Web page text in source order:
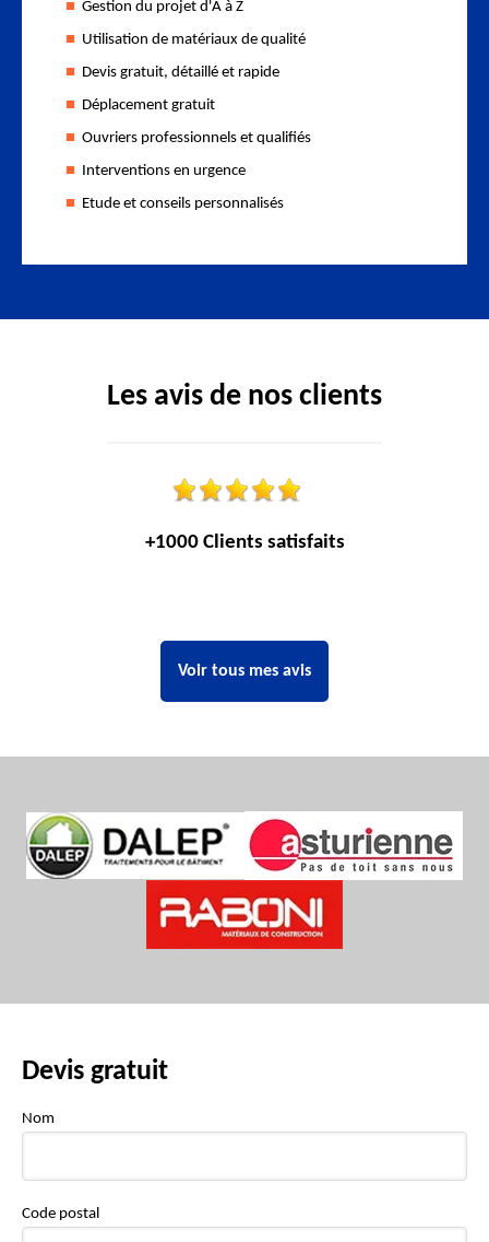
Gestion du projet d'A à Z
Utilisation de matériaux de qualité
Devis gratuit, détaillé et rapide
Déplacement gratuit
Ouvriers professionnels et qualifiés
Interventions en urgence
Etude et conseils personnalisés
Les avis de nos clients
+1000 Clients satisfaits
Voir tous mes avis
Devis gratuit
Nom
Code postal